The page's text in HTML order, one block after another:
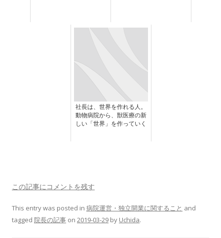
社長は、世界を作れる人。
動物病院から、獣医療の新
しい「世界」を作っていく
この記事にコメントを残す
This entry was posted in 病院運営・独立開業に関すること and
tagged 院長の記事 on 2019-03-29 by Uchida.